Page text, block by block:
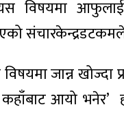
विषयमा
जान्न खोज्दा
आयो भनेर’